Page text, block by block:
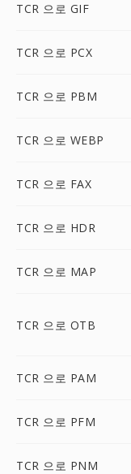
TCR 으로 GIF
TCR 으로 PCX
TCR 으로 PBM
TCR 으로 WEBP
TCR 으로 FAX
TCR 으로 HDR
TCR 으로 MAP
TCR 으로 OTB
TCR 으로 PAM
TCR 으로 PFM
TCR 으로 PNM